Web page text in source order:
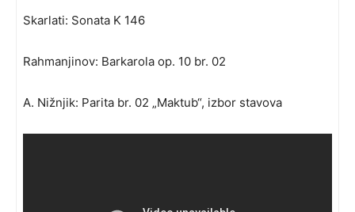
Skarlati: Sonata K 146
Rahmanjinov: Barkarola op. 10 br. 02
A. Nižnjik: Parita br. 02 „Maktub“, izbor stavova